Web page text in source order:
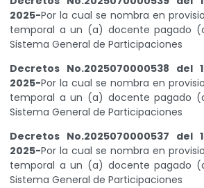
2025-Por la cual se nombra en
temporal a un (a) docente pagado
Sistema General de Participaciones
Decretos No.2025070000538 del
2025-Por la cual se nombra en
temporal a un (a) docente pagado
Sistema General de Participaciones
Decretos No.2025070000537 del
2025-Por la cual se nombra en
temporal a un (a) docente pagado
Sistema General de Participaciones